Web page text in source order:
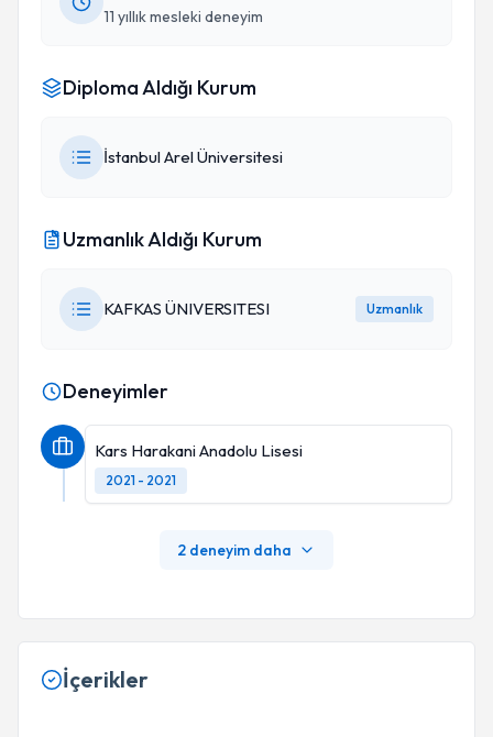
11 yıllık mesleki deneyim
Diploma Aldığı Kurum
İstanbul Arel Üniversitesi
Uzmanlık Aldığı Kurum
KAFKAS ÜNIVERSITESI Uzmanlık
Deneyimler
Kars Harakani Anadolu Lisesi
2021 - 2021
2 deneyim daha
İçerikler